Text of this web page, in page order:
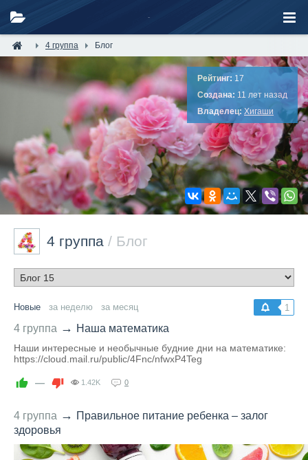
4 группа Блог
Рейтинг: 17
Создана: 11 лет назад
Владелец: Хигаши
4 группа / Блог
1
Новые за неделю за месяц
4 группа → Наша математика
Наши интересные и необычные будние дни на математике:
https://cloud.mail.ru/public/4Fnc/nfwxP4Teg
— 1.42K 0
4 группа → Правильное питание ребенка – залог
здоровья